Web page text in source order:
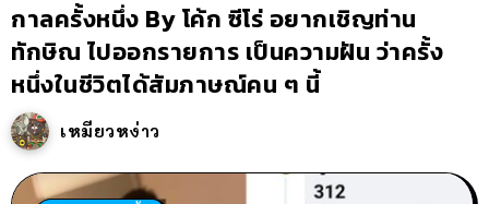
กาลครั้งหนึ่ง By โค้ก ซีโร่ อยากเชิญท่าน
ทักษิณ ไปออกรายการ เป็นความฝัน ว่าครั้ง
หนึ่งในชีวิตได้สัมภาษณ์คน ๆ นี้
เหมียวหง่าว